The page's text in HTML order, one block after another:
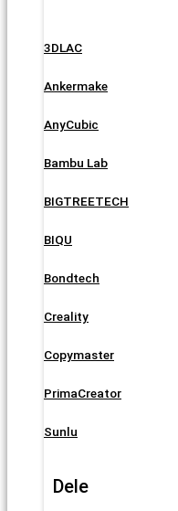
3DLAC
Ankermake
AnyCubic
Bambu Lab
BIGTREETECH
BIQU
Bondtech
Creality
Copymaster
PrimaCreator
Sunlu
Dele